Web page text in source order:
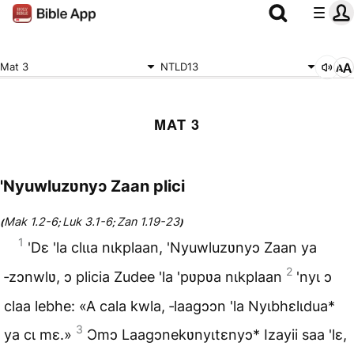
Mat 3 NTLD13
MAT 3
'Nyuwluzʋnyɔ Zaan plici
(Mak 1.2-6;Luk 3.1-6;Zan 1.19-23)
1 'Dɛ 'la clɩɩa nɩkplaan, 'Nyuwluzʋnyɔ Zaan ya
‑zɔnwlʋ, ɔ plicia Zudee 'la 'pʋpʋa nɩkplaan 2 'nyɩ ɔ
claa lebhe: «A cala kwla, ‑laagɔɔn 'la Nyɩbhɛlɩdua*
ya cɩ mɛ.» 3 Ɔmɔ Laagɔnekʋnyɩtɛnyɔ* Izayii saa 'lɛ,